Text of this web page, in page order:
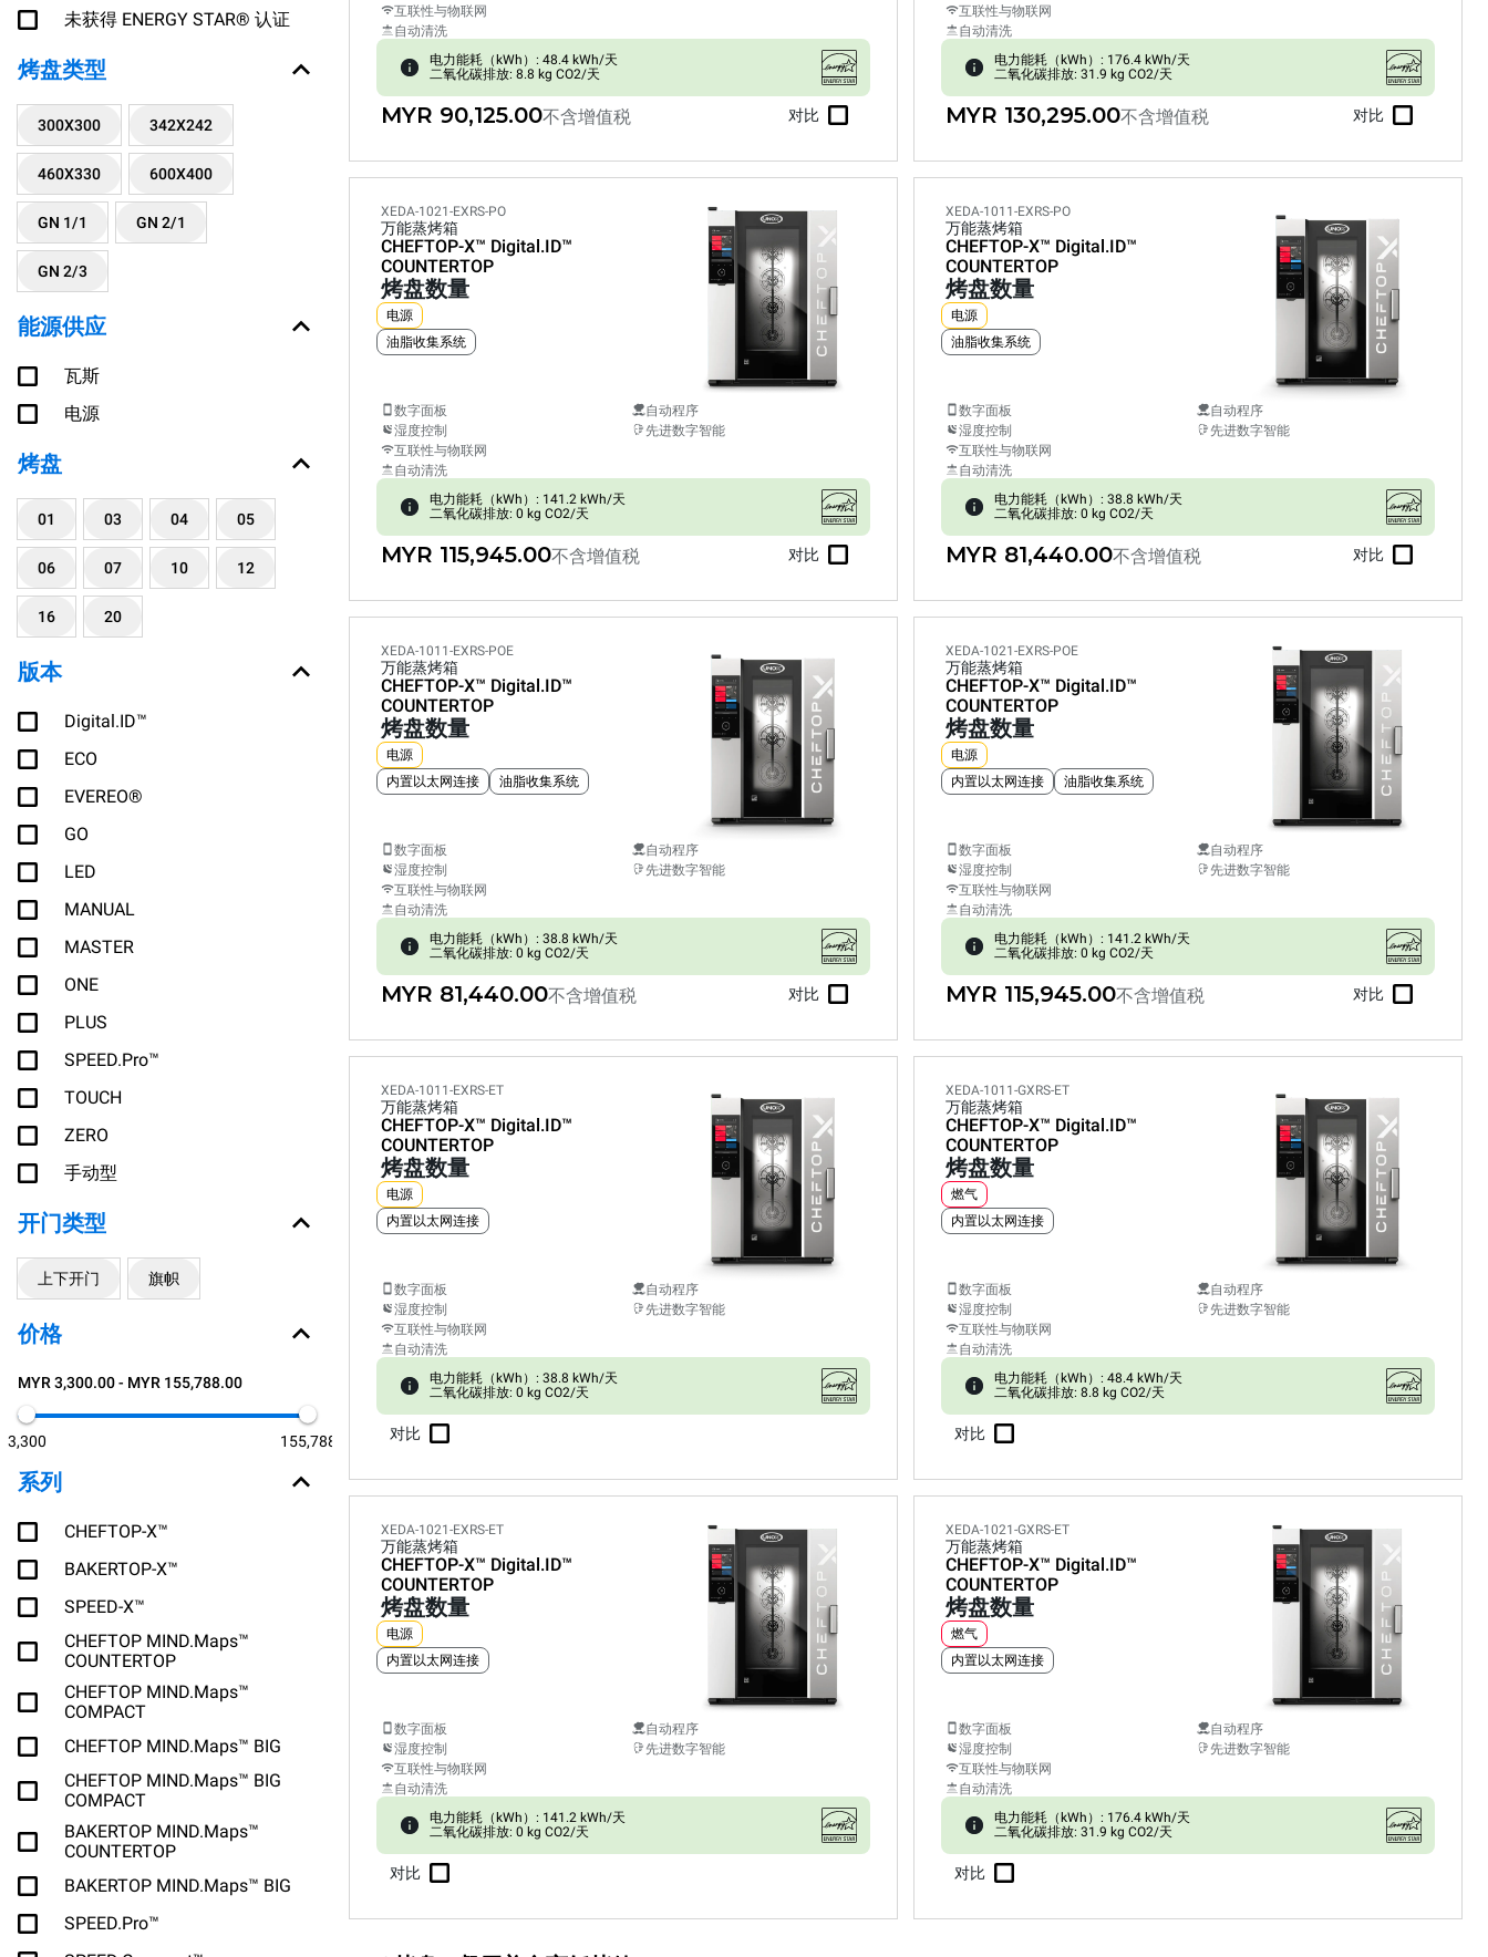
未获得 ENERGY STAR® 认证
烤盘类型
300X300 342X242
460X330 600X400
GN 1/1 GN 2/1
GN 2/3
能源供应
瓦斯
电源
烤盘
01 03 04 05
06 07 10 12
16 20
版本
Digital.ID™
ECO
EVEREO®
GO
LED
MANUAL
MASTER
ONE
PLUS
SPEED.Pro™
TOUCH
ZERO
手动型
开门类型
上下开门 旗帜
价格
MYR 3,300.00 - MYR 155,788.00
3,300 155,788
系列
CHEFTOP-X™
BAKERTOP-X™
SPEED-X™
CHEFTOP MIND.Maps™
COUNTERTOP
CHEFTOP MIND.Maps™
COMPACT
CHEFTOP MIND.Maps™ BIG
CHEFTOP MIND.Maps™ BIG
COMPACT
BAKERTOP MIND.Maps™
COUNTERTOP
BAKERTOP MIND.Maps™ BIG
SPEED.Pro™
互联性与物联网
自动清洗
电力能耗（kWh）: 48.4 kWh/天
二氧化碳排放: 8.8 kg CO2/天
MYR 90,125.00不含增值税 对比
互联性与物联网
自动清洗
电力能耗（kWh）: 176.4 kWh/天
二氧化碳排放: 31.9 kg CO2/天
MYR 130,295.00不含增值税 对比
XEDA-1021-EXRS-PO
万能蒸烤箱
CHEFTOP-X™ Digital.ID™
COUNTERTOP
烤盘数量
电源
油脂收集系统
数字面板
湿度控制
互联性与物联网
自动清洗
自动程序
先进数字智能
电力能耗（kWh）: 141.2 kWh/天
二氧化碳排放: 0 kg CO2/天
MYR 115,945.00不含增值税 对比
XEDA-1011-EXRS-PO
万能蒸烤箱
CHEFTOP-X™ Digital.ID™
COUNTERTOP
烤盘数量
电源
油脂收集系统
数字面板
湿度控制
互联性与物联网
自动清洗
自动程序
先进数字智能
电力能耗（kWh）: 38.8 kWh/天
二氧化碳排放: 0 kg CO2/天
MYR 81,440.00不含增值税 对比
XEDA-1011-EXRS-POE
万能蒸烤箱
CHEFTOP-X™ Digital.ID™
COUNTERTOP
烤盘数量
电源
内置以太网连接
油脂收集系统
数字面板
湿度控制
互联性与物联网
自动清洗
自动程序
先进数字智能
电力能耗（kWh）: 38.8 kWh/天
二氧化碳排放: 0 kg CO2/天
MYR 81,440.00不含增值税 对比
XEDA-1021-EXRS-POE
万能蒸烤箱
CHEFTOP-X™ Digital.ID™
COUNTERTOP
烤盘数量
电源
内置以太网连接
油脂收集系统
数字面板
湿度控制
互联性与物联网
自动清洗
自动程序
先进数字智能
电力能耗（kWh）: 141.2 kWh/天
二氧化碳排放: 0 kg CO2/天
MYR 115,945.00不含增值税 对比
XEDA-1011-EXRS-ET
万能蒸烤箱
CHEFTOP-X™ Digital.ID™
COUNTERTOP
烤盘数量
电源
内置以太网连接
数字面板
湿度控制
互联性与物联网
自动清洗
自动程序
先进数字智能
电力能耗（kWh）: 38.8 kWh/天
二氧化碳排放: 0 kg CO2/天
对比
XEDA-1011-GXRS-ET
万能蒸烤箱
CHEFTOP-X™ Digital.ID™
COUNTERTOP
烤盘数量
燃气
内置以太网连接
数字面板
湿度控制
互联性与物联网
自动清洗
自动程序
先进数字智能
电力能耗（kWh）: 48.4 kWh/天
二氧化碳排放: 8.8 kg CO2/天
对比
XEDA-1021-EXRS-ET
万能蒸烤箱
CHEFTOP-X™ Digital.ID™
COUNTERTOP
烤盘数量
电源
内置以太网连接
数字面板
湿度控制
互联性与物联网
自动清洗
自动程序
先进数字智能
电力能耗（kWh）: 141.2 kWh/天
二氧化碳排放: 0 kg CO2/天
对比
XEDA-1021-GXRS-ET
万能蒸烤箱
CHEFTOP-X™ Digital.ID™
COUNTERTOP
烤盘数量
燃气
内置以太网连接
数字面板
湿度控制
互联性与物联网
自动清洗
自动程序
先进数字智能
电力能耗（kWh）: 176.4 kWh/天
二氧化碳排放: 31.9 kg CO2/天
对比